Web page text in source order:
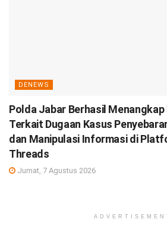
DENEWS
Polda Jabar Berhasil Menangkap
Terkait Dugaan Kasus
dan Manipulasi Informasi di
Threads
Jumat, 7 Agustus 2026